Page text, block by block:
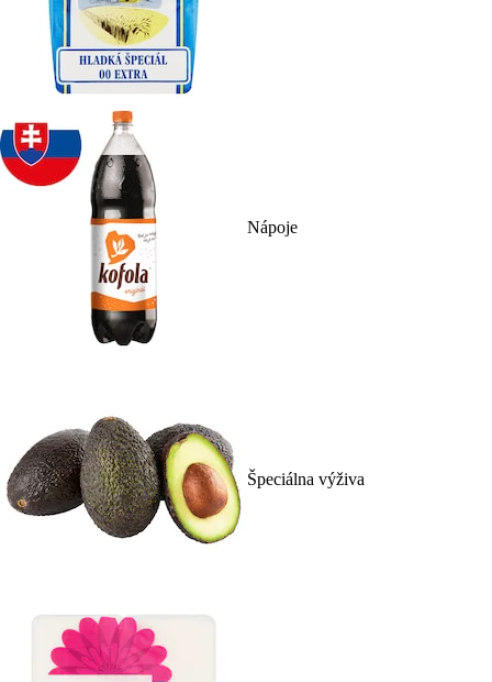
Nápoje
Špeciálna výživa